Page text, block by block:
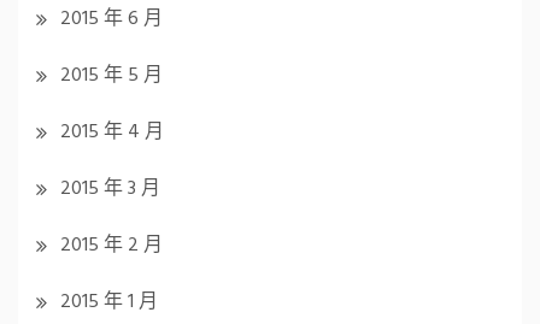
2015 年 6 月
2015 年 5 月
2015 年 4 月
2015 年 3 月
2015 年 2 月
2015 年 1 月